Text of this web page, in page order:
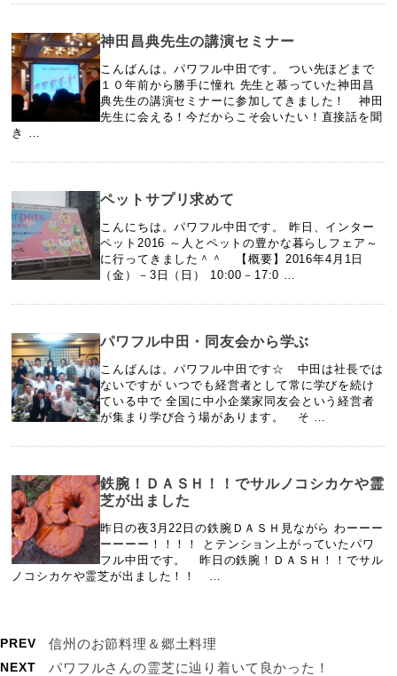
神田昌典先生の講演セミナー
こんばんは。パワフル中田です。 つい先ほどまで
１０年前から勝手に憧れ 先生と慕っていた神田昌
典先生の講演セミナーに参加してきました！ 神田
先生に会える！今だからこそ会いたい！直接話を聞
き …
ペットサプリ求めて
こんにちは。パワフル中田です。 昨日、インター
ペット2016 ～人とペットの豊かな暮らしフェア～
に行ってきました＾＾ 【概要】2016年4月1日
（金）－3日（日） 10:00－17:0 …
パワフル中田・同友会から学ぶ
こんばんは。パワフル中田です☆ 中田は社長では
ないですが いつでも経営者として常に学びを続け
ている中で 全国に中小企業家同友会という経営者
が集まり学び合う場があります。 そ …
鉄腕！ＤＡＳＨ！！でサルノコシカケや霊
芝が出ました
昨日の夜3月22日の鉄腕ＤＡＳＨ見ながら わーーー
ーーーー！！！！ とテンション上がっていたパワ
フル中田です。 昨日の鉄腕！ＤＡＳＨ！！でサル
ノコシカケや霊芝が出ました！！ …
PREV 信州のお節料理＆郷土料理
NEXT パワフルさんの霊芝に辿り着いて良かった！